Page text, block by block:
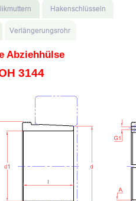
Abziehhülse
3144